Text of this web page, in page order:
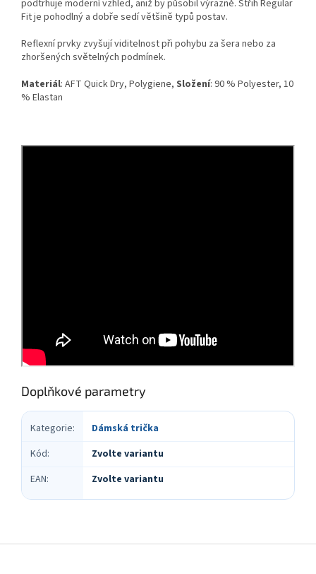
podtrhuje moderní vzhled, aniž by působil výrazně. Střih Regular
Fit je pohodlný a dobře sedí většině typů postav.
Reflexní prvky zvyšují viditelnost při pohybu za šera nebo za
zhoršených světelných podmínek.
Materiál: AFT Quick Dry, Polygiene, Složení: 90 % Polyester, 10
% Elastan
Doplňkové parametry
Kategorie:
Dámská trička
Kód:
Zvolte variantu
EAN: Zvolte variantu